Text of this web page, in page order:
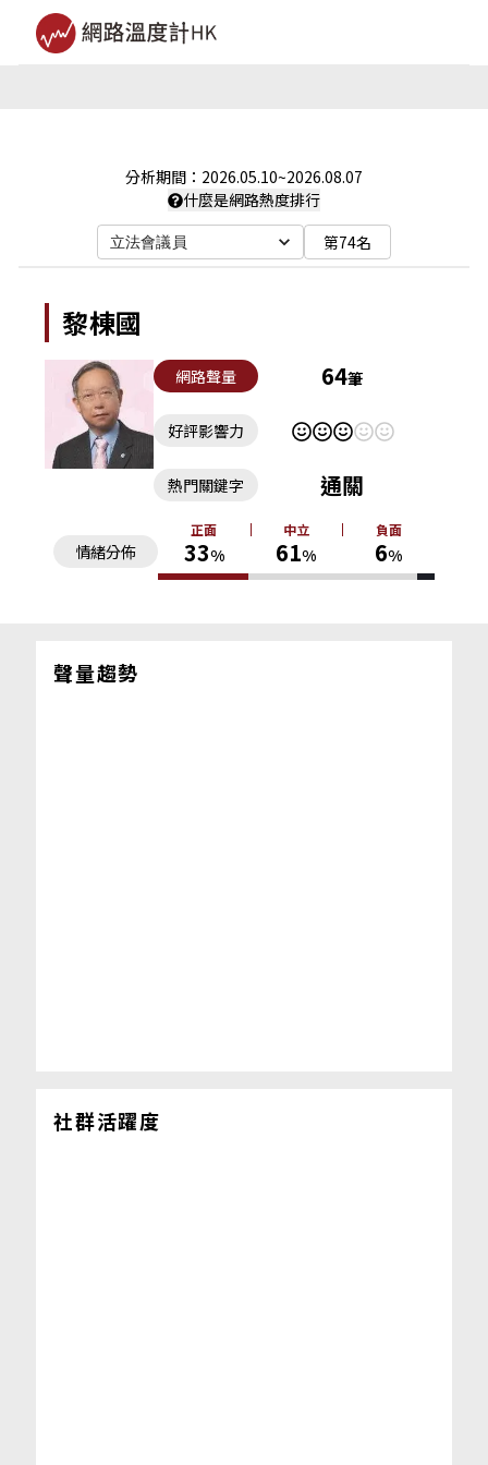
分析期間： 2026.05.10~2026.08.07
什麼是網路熱度排行
立法會議員 第74名
黎棟國
網路聲量 64筆
好評影響力
情緒分佈
正面
33%
中立
61%
負面
6%
熱門關鍵字 通關
聲量趨勢
社群活躍度